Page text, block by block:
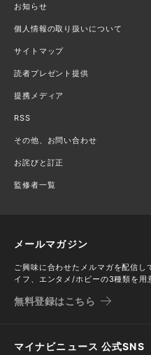
お知らせ
個人情報の取り扱いについて
サイトマップ
読者プレゼント提供
提携メディア
RSS
その他、お問い合わせ
お詫びと訂正
監修者一覧
メールマガジン
ご興味に合わせたメルマガを配信
イフ、エンタメ/ホビーの3種類を用
無料登録はこちら
マイナビニュース 公式SNS